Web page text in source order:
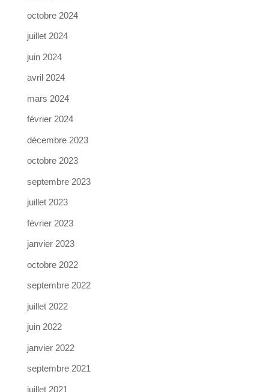
octobre 2024
juillet 2024
juin 2024
avril 2024
mars 2024
février 2024
décembre 2023
octobre 2023
septembre 2023
juillet 2023
février 2023
janvier 2023
octobre 2022
septembre 2022
juillet 2022
juin 2022
janvier 2022
septembre 2021
juillet 2021